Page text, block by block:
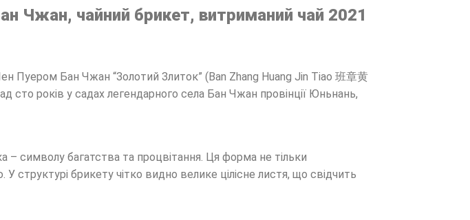
Чжан, чайний брикет, витриманий чай 2021
Пуером Бан Чжан “Золотий Злиток” (Ban Zhang Huang Jin Tiao 班章黄
сто років у садах легендарного села Бан Чжан провінції Юньнань,
– символу багатства та процвітання. Ця форма не тільки
структурі брикету чітко видно велике цілісне листя, що свідчить